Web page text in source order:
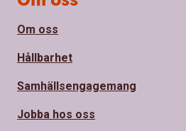
Om oss
Hållbarhet
Samhällsengagemang
Jobba hos oss